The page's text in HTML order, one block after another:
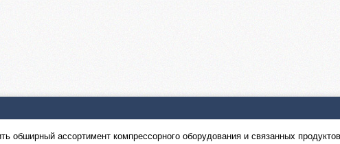
обширный ассортимент компрессорного оборудования и связанных